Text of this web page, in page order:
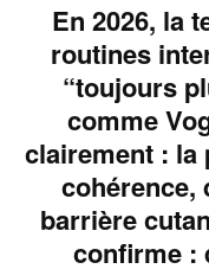
En 2026, la
routines
“toujours
comme
clairement : la
cohérence,
barrière
confirme :